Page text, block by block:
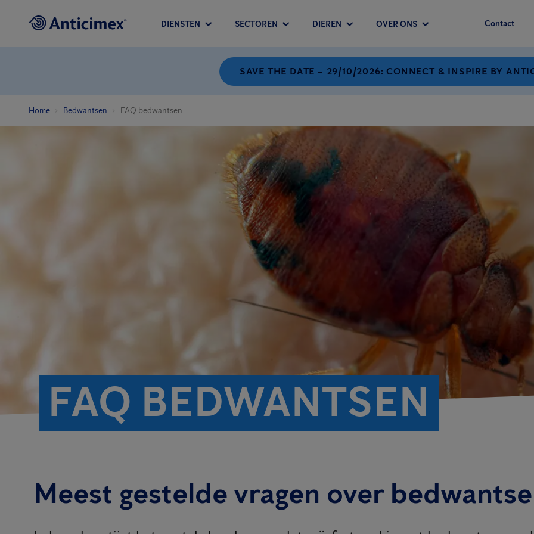
DIENSTEN SECTOREN DIEREN OVER ONS Contact
SAVE THE DATE – 29/10/2026: CONNECT & INSPIRE BY
Home Bedwantsen FAQ bedwantsen
FAQ BEDWANTSEN
Meest gestelde vragen over